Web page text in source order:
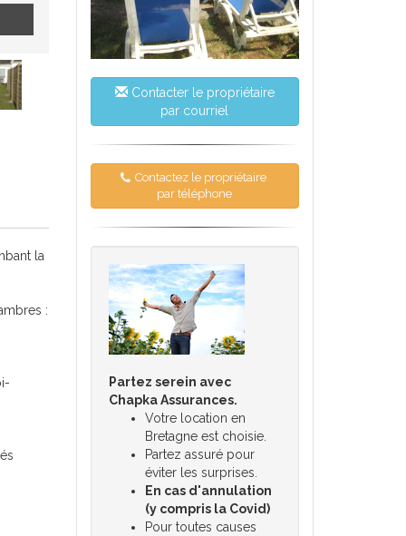
la
:
Contacter le propriétaire
par courriel
Contactez le propriétaire
par téléphone
Partez serein avec
Chapka Assurances.
Votre location en
Bretagne est choisie.
Partez assuré pour
éviter les surprises.
En cas d'annulation
(y compris la Covid)
Pour toutes causes